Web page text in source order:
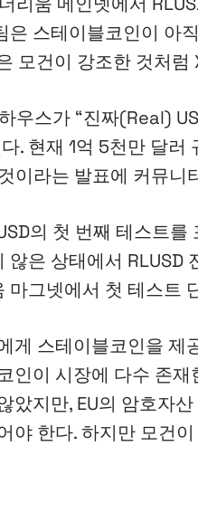
스테이블코인이 아
모건이 강조한 것처
우스가 “진짜(Real)
. 현재 1억 5천만 달
이라는 발표에 커뮤니
의 첫 번째 테스트
은 상태에서
마그넷에서 첫 테스트
게 스테이블코인을 제
인이 시장에 다수 존
았지만, EU의 암호자
야 한다. 하지만 모건